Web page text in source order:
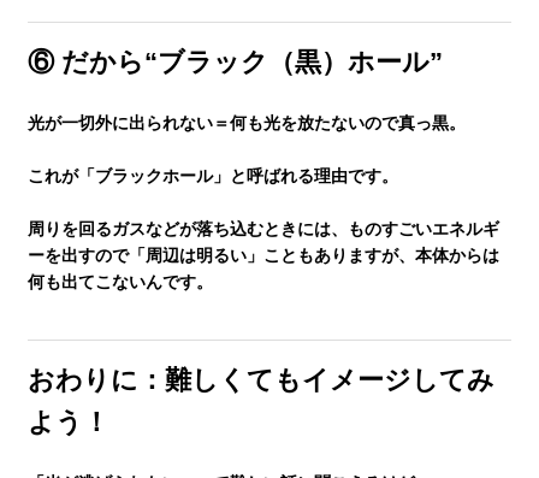
⑥ だから“ブラック（黒）ホール”
光が一切外に出られない＝何も光を放たないので真っ黒。
これが「ブラックホール」と呼ばれる理由です。
周りを回るガスなどが落ち込むときには、ものすごいエネルギ
ーを出すので「周辺は明るい」こともありますが、本体からは
何も出てこないんです。
おわりに：難しくてもイメージしてみ
よう！